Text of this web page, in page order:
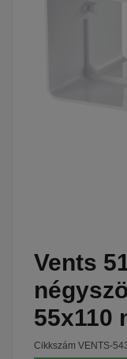
Vents
55x110
Cikkszám VENTS-